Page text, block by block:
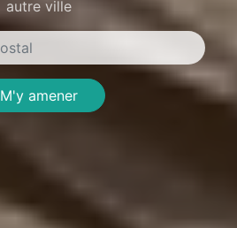
autre ville
M'y amener